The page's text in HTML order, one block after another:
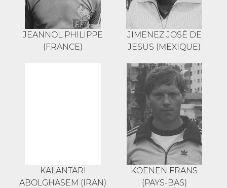
JEANNOL PHILIPPE
(FRANCE)
JIMENEZ JOSÉ DE
JESUS (MEXIQUE)
KALANTARI
ABOLGHASEM (IRAN)
KOENEN FRANS
(PAYS-BAS)